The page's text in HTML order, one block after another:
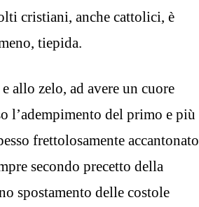
cristiani, anche cattolici, è
tiepida.
allo zelo, ad avere un cuore
l’adempimento del primo e più
frettolosamente accantonato
secondo precetto della
spostamento delle costole